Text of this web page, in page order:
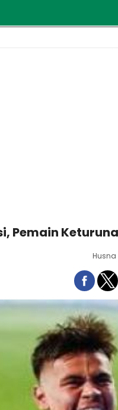
Pemain